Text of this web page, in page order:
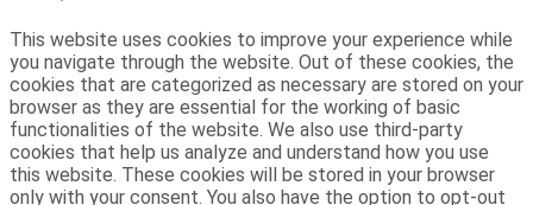
This website uses cookies to improve your experience while
you navigate through the website. Out of these cookies, the
cookies that are categorized as necessary are stored on your
browser as they are essential for the working of basic
functionalities of the website. We also use third-party
cookies that help us analyze and understand how you use
this website. These cookies will be stored in your browser
only with your consent. You also have the option to opt-out